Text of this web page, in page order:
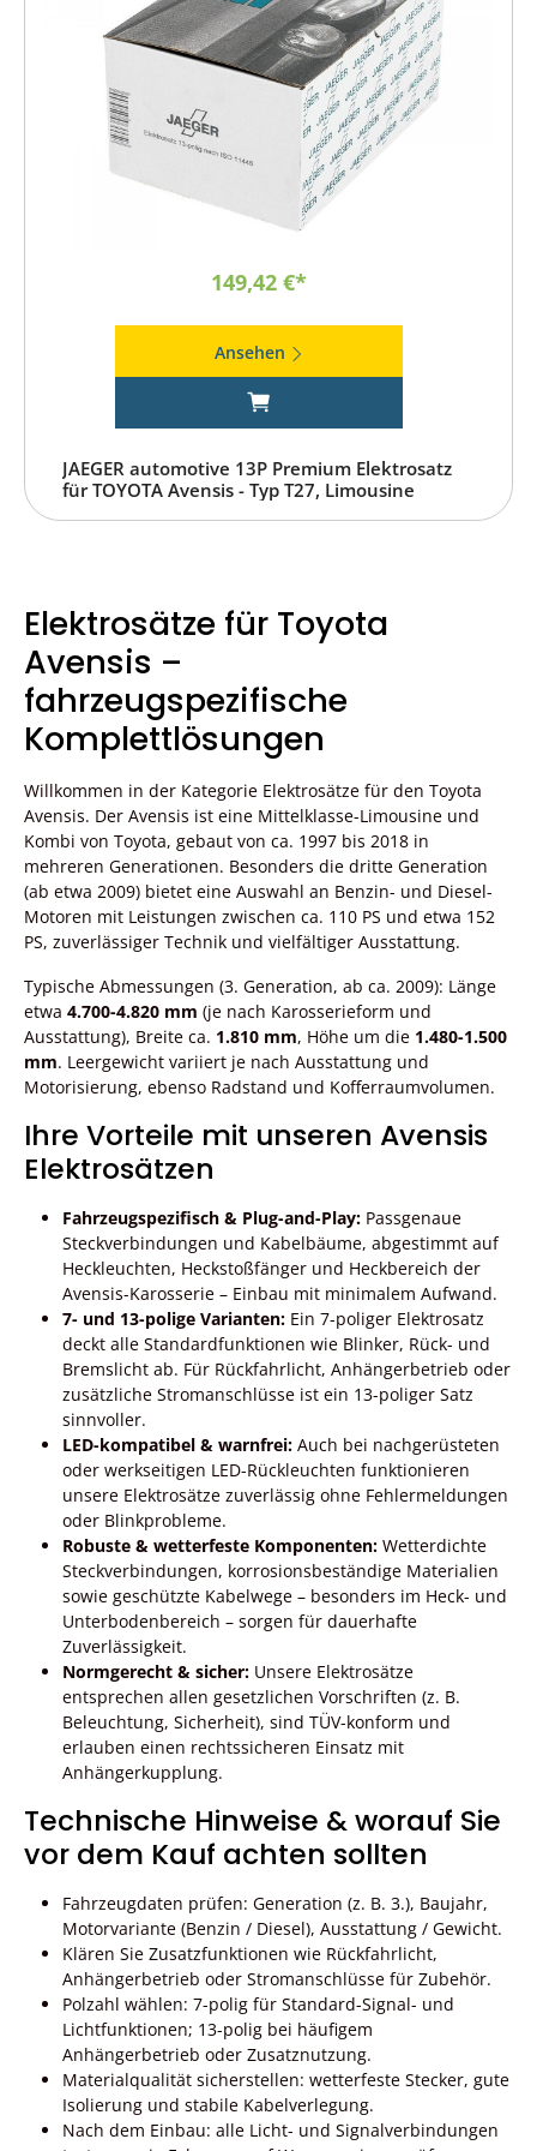
149,42 €*
Ansehen
JAEGER automotive 13P Premium Elektrosatz
für TOYOTA Avensis - Typ T27, Limousine
Elektrosätze für Toyota
Avensis –
fahrzeugspezifische
Komplettlösungen
Willkommen in der Kategorie Elektrosätze für den Toyota
Avensis. Der Avensis ist eine Mittelklasse-Limousine und
Kombi von Toyota, gebaut von ca. 1997 bis 2018 in
mehreren Generationen. Besonders die dritte Generation
(ab etwa 2009) bietet eine Auswahl an Benzin- und Diesel-
Motoren mit Leistungen zwischen ca. 110 PS und etwa 152
PS, zuverlässiger Technik und vielfältiger Ausstattung.
Typische Abmessungen (3. Generation, ab ca. 2009): Länge
etwa 4.700-4.820 mm (je nach Karosserieform und
Ausstattung), Breite ca. 1.810 mm, Höhe um die 1.480-1.500
mm. Leergewicht variiert je nach Ausstattung und
Motorisierung, ebenso Radstand und Kofferraumvolumen.
Ihre Vorteile mit unseren Avensis
Elektrosätzen
Fahrzeugspezifisch & Plug-and-Play: Passgenaue
Steckverbindungen und Kabelbäume, abgestimmt auf
Heckleuchten, Heckstoßfänger und Heckbereich der
Avensis-Karosserie – Einbau mit minimalem Aufwand.
7- und 13-polige Varianten: Ein 7-poliger Elektrosatz
deckt alle Standardfunktionen wie Blinker, Rück- und
Bremslicht ab. Für Rückfahrlicht, Anhängerbetrieb oder
zusätzliche Stromanschlüsse ist ein 13-poliger Satz
sinnvoller.
LED-kompatibel & warnfrei: Auch bei nachgerüsteten
oder werkseitigen LED-Rückleuchten funktionieren
unsere Elektrosätze zuverlässig ohne Fehlermeldungen
oder Blinkprobleme.
Robuste & wetterfeste Komponenten: Wetterdichte
Steckverbindungen, korrosionsbeständige Materialien
sowie geschützte Kabelwege – besonders im Heck- und
Unterbodenbereich – sorgen für dauerhafte
Zuverlässigkeit.
Normgerecht & sicher: Unsere Elektrosätze
entsprechen allen gesetzlichen Vorschriften (z. B.
Beleuchtung, Sicherheit), sind TÜV-konform und
erlauben einen rechtssicheren Einsatz mit
Anhängerkupplung.
Technische Hinweise & worauf Sie
vor dem Kauf achten sollten
Fahrzeugdaten prüfen: Generation (z. B. 3.), Baujahr,
Motorvariante (Benzin / Diesel), Ausstattung / Gewicht.
Klären Sie Zusatzfunktionen wie Rückfahrlicht,
Anhängerbetrieb oder Stromanschlüsse für Zubehör.
Polzahl wählen: 7-polig für Standard-Signal- und
Lichtfunktionen; 13-polig bei häufigem
Anhängerbetrieb oder Zusatznutzung.
Materialqualität sicherstellen: wetterfeste Stecker, gute
Isolierung und stabile Kabelverlegung.
Nach dem Einbau: alle Licht- und Signalverbindungen